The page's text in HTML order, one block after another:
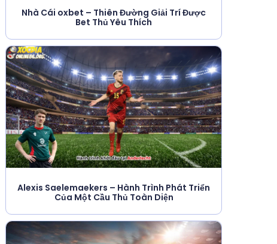
Nhà Cái oxbet – Thiên Đường Giải Trí Được
Bet Thủ Yêu Thích
Alexis Saelemaekers – Hành Trình Phát Triển
Của Một Cầu Thủ Toàn Diện